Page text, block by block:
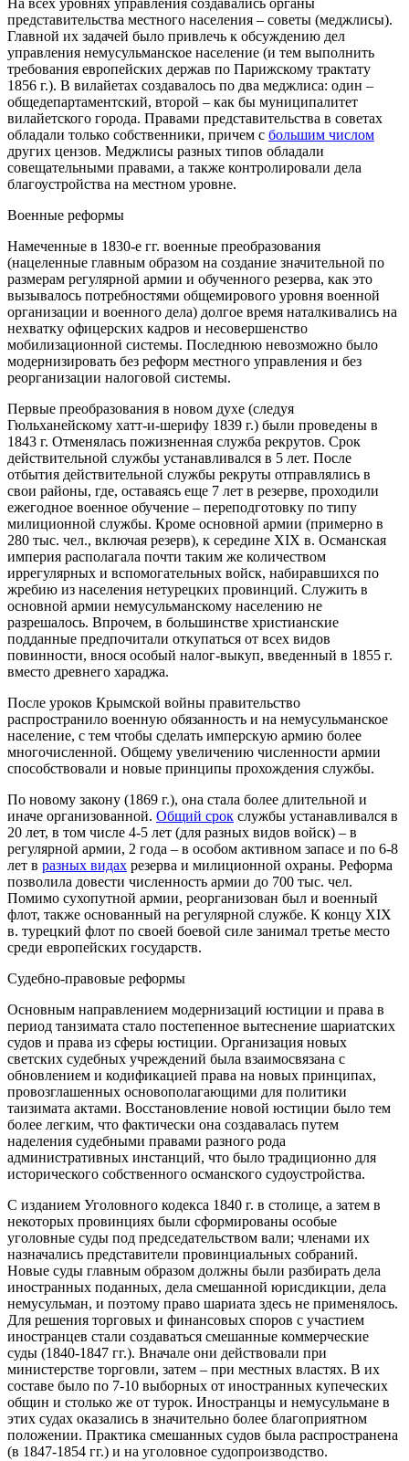
На всех уровнях управления создавались органы
представительства местного населения – советы (меджлисы).
Главной их задачей было привлечь к обсуждению дел
управления немусульманское население (и тем выполнить
требования европейских держав по Парижскому трактату
1856 г.). В вилайетах создавалось по два меджлиса: один –
общедепартаментский, второй – как бы муниципалитет
вилайетского города. Правами представительства в советах
обладали только собственники, причем с большим числом
других цензов. Меджлисы разных типов обладали
совещательными правами, а также контролировали дела
благоустройства на местном уровне.
Военные реформы
Намеченные в 1830-е гг. военные преобразования
(нацеленные главным образом на создание значительной по
размерам регулярной армии и обученного резерва, как это
вызывалось потребностями общемирового уровня военной
организации и военного дела) долгое время наталкивались на
нехватку офицерских кадров и несовершенство
мобилизационной системы. Последнюю невозможно было
модернизировать без реформ местного управления и без
реорганизации налоговой системы.
Первые преобразования в новом духе (следуя
Гюльханейскому хатт-и-шерифу 1839 г.) были проведены в
1843 г. Отменялась пожизненная служба рекрутов. Срок
действительной службы устанавливался в 5 лет. После
отбытия действительной службы рекруты отправлялись в
свои районы, где, оставаясь еще 7 лет в резерве, проходили
ежегодное военное обучение – переподготовку по типу
милиционной службы. Кроме основной армии (примерно в
280 тыс. чел., включая резерв), к середине XIX в. Османская
империя располагала почти таким же количеством
иррегулярных и вспомогательных войск, набиравшихся по
жребию из населения нетурецких провинций. Служить в
основной армии немусульманскому населению не
разрешалось. Впрочем, в большинстве христианские
подданные предпочитали откупаться от всех видов
повинности, внося особый налог-выкуп, введенный в 1855 г.
вместо древнего хараджа.
После уроков Крымской войны правительство
распространило военную обязанность и на немусульманское
население, с тем чтобы сделать имперскую армию более
многочисленной. Общему увеличению численности армии
способствовали и новые принципы прохождения службы.
По новому закону (1869 г.), она стала более длительной и
иначе организованной. Общий срок службы устанавливался в
20 лет, в том числе 4-5 лет (для разных видов войск) – в
регулярной армии, 2 года – в особом активном запасе и по 6-8
лет в разных видах резерва и милиционной охраны. Реформа
позволила довести численность армии до 700 тыс. чел.
Помимо сухопутной армии, реорганизован был и военный
флот, также основанный на регулярной службе. К концу XIX
в. турецкий флот по своей боевой силе занимал третье место
среди европейских государств.
Судебно-правовые реформы
Основным направлением модернизаций юстиции и права в
период танзимата стало постепенное вытеснение шариатских
судов и права из сферы юстиции. Организация новых
светских судебных учреждений была взаимосвязана с
обновлением и кодификацией права на новых принципах,
провозглашенных основополагающими для политики
таизимата актами. Восстановление новой юстиции было тем
более легким, что фактически она создавалась путем
наделения судебными правами разного рода
административных инстанций, что было традиционно для
исторического собственного османского судоустройства.
С изданием Уголовного кодекса 1840 г. в столице, а затем в
некоторых провинциях были сформированы особые
уголовные суды под председательством вали; членами их
назначались представители провинциальных собраний.
Новые суды главным образом должны были разбирать дела
иностранных поданных, дела смешанной юрисдикции, дела
немусульман, и поэтому право шариата здесь не применялось.
Для решения торговых и финансовых споров с участием
иностранцев стали создаваться смешанные коммерческие
суды (1840-1847 гг.). Вначале они действовали при
министерстве торговли, затем – при местных властях. В их
составе было по 7-10 выборных от иностранных купеческих
общин и столько же от турок. Иностранцы и немусульмане в
этих судах оказались в значительно более благоприятном
положении. Практика смешанных судов была распространена
(в 1847-1854 гг.) и на уголовное судопроизводство.